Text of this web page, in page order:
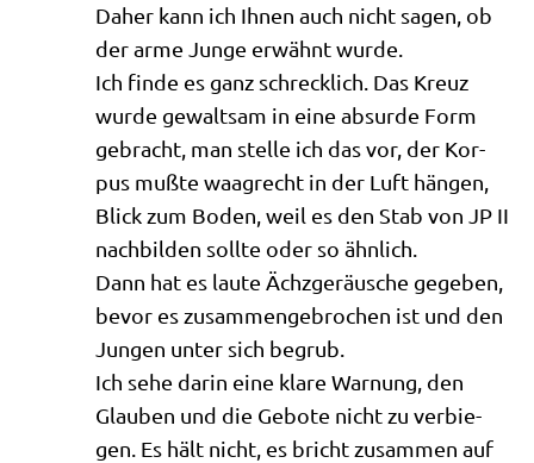
Daher kann ich Ihnen auch nicht sagen, ob
der arme Jun­ge erwähnt wurde.
Ich fin­de es ganz schreck­lich. Das Kreuz
wur­de gewalt­sam in eine absur­de Form
gebracht, man stel­le ich das vor, der Kor­
pus muß­te waag­recht in der Luft hän­gen,
Blick zum Boden, weil es den Stab von JP II
nach­bil­den soll­te oder so ähnlich.
Dann hat es lau­te Ächz­ge­räu­sche gege­ben,
bevor es zusam­men­ge­bro­chen ist und den
Jun­gen unter sich begrub.
Ich sehe dar­in eine kla­re War­nung, den
Glau­ben und die Gebo­te nicht zu ver­bie­
gen. Es hält nicht, es bricht zusam­men auf